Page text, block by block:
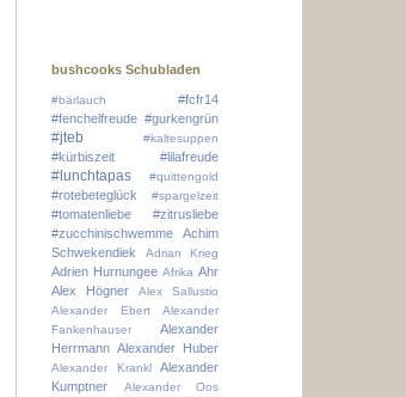
bushcooks Schubladen
#bärlauch
#fcfr14
#fenchelfreude #gurkengrün
#jteb #kaltesuppen
#kürbiszeit #lilafreude
#lunchtapas #quittengold
#rotebeteglück #spargelzeit
#tomatenliebe
#zitrusliebe
#zucchinischwemme
Achim
Schwekendiek
Adrian Krieg
Adrien Hurnungee Afrika Ahr
Alex Högner
Alex Sallustio
Alexander Ebert
Alexander
Fankenhauser
Alexander
Herrmann Alexander Huber
Alexander Krankl
Alexander
Kumptner
Alexander Oos